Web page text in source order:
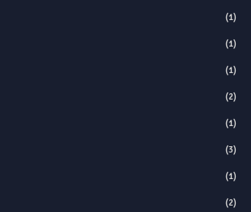
(1)
(1)
(1)
(2)
(1)
(3)
(1)
(2)